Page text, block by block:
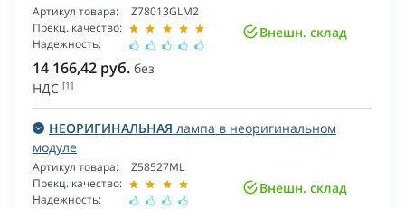
Артикул товара:
Прекц. качество:
Надежность:
Z78013GLM2
Внешн. склад
14 166,42 руб. без
НДС [1]
НЕОРИГИНАЛЬНАЯ лампа в неоригинальном
модуле
Артикул товара:
Прекц. качество:
Надежность:
Z58527ML
Внешн. склад